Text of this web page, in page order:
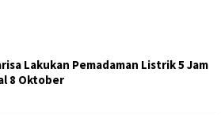
Lakukan Pemadaman Listrik 5 Jam
8 Oktober